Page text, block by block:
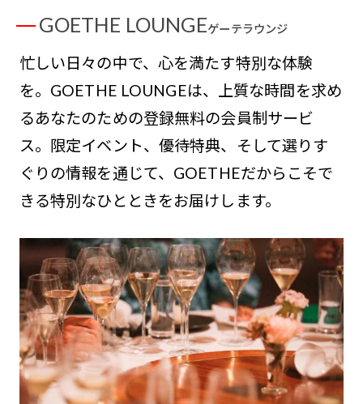
GOETHE LOUNGEゲーテラウンジ
忙しい日々の中で、心を満たす特別な体験
を。GOETHE LOUNGEは、上質な時間を求め
るあなたのための登録無料の会員制サービ
ス。限定イベント、優待特典、そして選りす
ぐりの情報を通じて、GOETHEだからこそで
きる特別なひとときをお届けします。